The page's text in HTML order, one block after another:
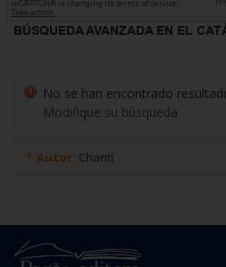
BÚSQUEDA AVANZADA EN EL
No se han encontrado
Modifique su búsqueda
Autor: Chanti